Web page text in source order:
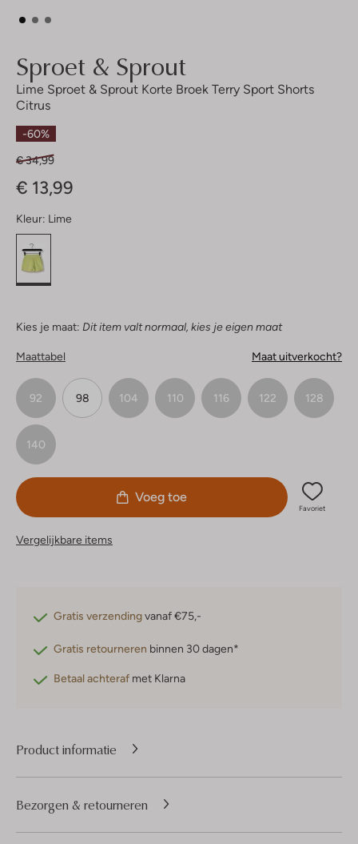
Sproet & Sprout
Lime Sproet & Sprout Korte Broek Terry Sport Shorts
Citrus
-60%
€ 34,99
€ 13,99
Kleur: Lime
Kies je maat: Dit item valt normaal, kies je eigen maat
Maattabel Maat uitverkocht?
92 98 104 110 116 122 128
140
Voeg toe
Favoriet
Vergelijkbare items
Gratis verzendingvanaf €75,-
Gratis retourneren binnen 30 dagen*
Betaal achteraf met Klarna
Product informatie
Bezorgen & retourneren